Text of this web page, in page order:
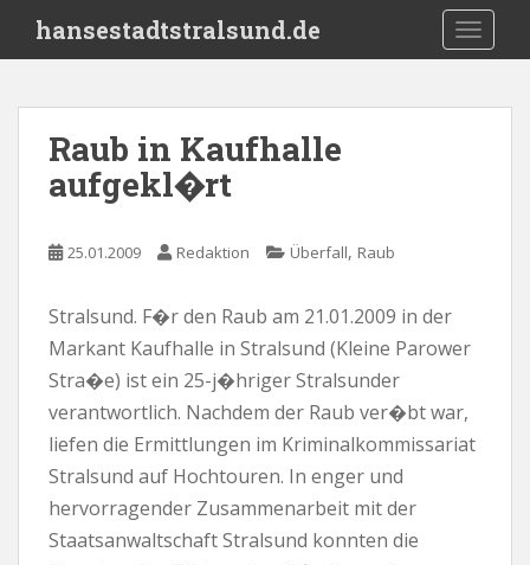
i
hansestadtstralsund.de
Raub in Kaufhalle
aufgekl�rt
25.01.2009 Redaktion Überfall, Raub
Stralsund. F�r den Raub am 21.01.2009 in der
Markant Kaufhalle in Stralsund (Kleine Parower
Stra�e) ist ein 25-j�hriger Stralsunder
verantwortlich. Nachdem der Raub ver�bt war,
liefen die Ermittlungen im Kriminalkommissariat
Stralsund auf Hochtouren. In enger und
hervorragender Zusammenarbeit mit der
Staatsanwaltschaft Stralsund konnten die